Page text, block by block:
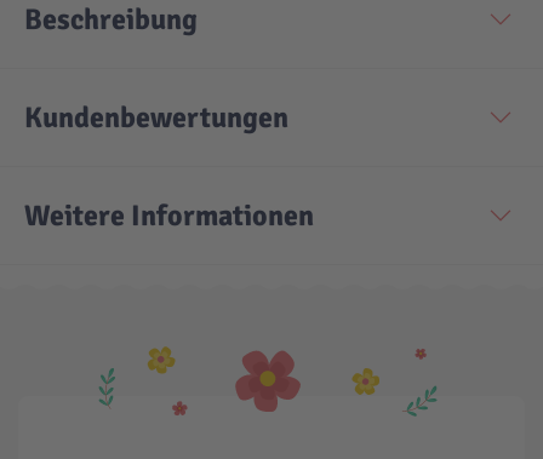
Beschreibung
Kundenbewertungen
Weitere Informationen